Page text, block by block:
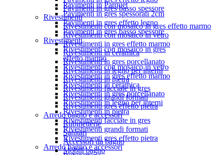
Pavimenti in Parquet
Pavimenti in gres spessorati 2cm
Pavimenti in gres effetto legno
Pavimenti in gres basso spessore
Rivestimenti
Rivestimenti con mosaico in gres
effetto marmo
Rivestimenti con mosaico in vetro
Rivestimenti in gres effetto marmo
Rivestimenti in ceramica
Rivestimenti in gres porcellanato
Rivestimenti in legno per interni
Rivestimenti in pietra
Rivestimenti facciate in gres
Rivestimenti grandi formati
Rivestimenti gres effetto pietra
Arredo bagno e accessori
Pavimenti in gres basso spessore
Rivestimenti
Rivestimenti con mosaico in gres effetto marmo
Rivestimenti con mosaico in vetro
Rivestimenti in gres effetto marmo
Rivestimenti in ceramica
Rivestimenti in gres porcellanato
Rivestimenti in legno per interni
Rivestimenti in pietra
Rivestimenti facciate in gres
Rivestimenti grandi formati
Rivestimenti gres effetto pietra
Arredo bagno e accessori
Rubinetterie
Sanitari
Accessori da bagno
Mobili bagno